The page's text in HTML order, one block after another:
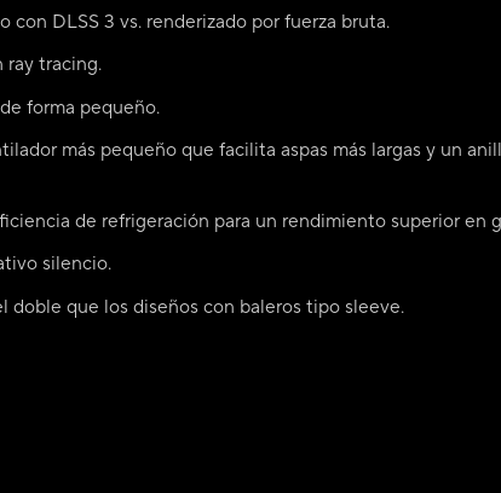
con DLSS 3 vs. renderizado por fuerza bruta.
ray tracing.
forma pequeño.
más pequeño que facilita aspas más largas y un
de refrigeración para un rendimiento superior en
silencio.
doble que los diseños con baleros tipo sleeve.